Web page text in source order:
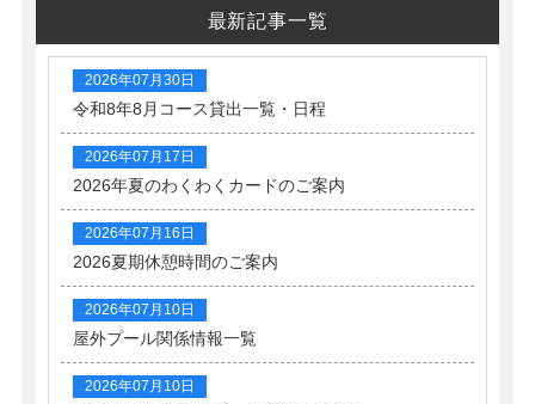
最新記事一覧
2026年07月30日
令和8年8月コース貸出一覧・日程
2026年07月17日
2026年夏のわくわくカードのご案内
2026年07月16日
2026夏期休憩時間のご案内
2026年07月10日
屋外プール関係情報一覧
2026年07月10日